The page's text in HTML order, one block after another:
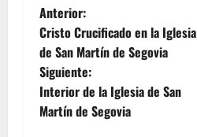
N
a
v
e
Anterior:
Cristo Crucificado en la Iglesia
de San Martín de Segovia
Siguiente:
Interior de la Iglesia de San
Martín de Segovia